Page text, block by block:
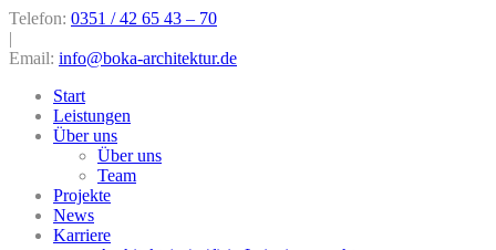
Telefon: 0351 / 42 65 43 – 70
|
Email: info@boka-architektur.de
Start
Leistungen
Über uns
Über uns
Team
Projekte
News
Karriere